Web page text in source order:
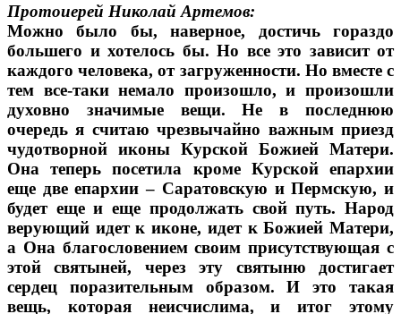
Протоиерей Николай Артемов:
Можно было бы, наверное, достичь гораздо
большего и хотелось бы. Но все это зависит от
каждого человека, от загруженности. Но вместе с
тем все-таки немало произошло, и произошли
духовно значимые вещи. Не в последнюю
очередь я считаю чрезвычайно важным приезд
чудотворной иконы Курской Божией Матери.
Она теперь посетила кроме Курской епархии
еще две епархии – Саратовскую и Пермскую, и
будет еще и еще продолжать свой путь. Народ
верующий идет к иконе, идет к Божией Матери,
а Она благословением своим присутствующая с
этой святыней, через эту святыню достигает
сердец поразительным образом. И это такая
вещь, которая неисчислима, и итог этому